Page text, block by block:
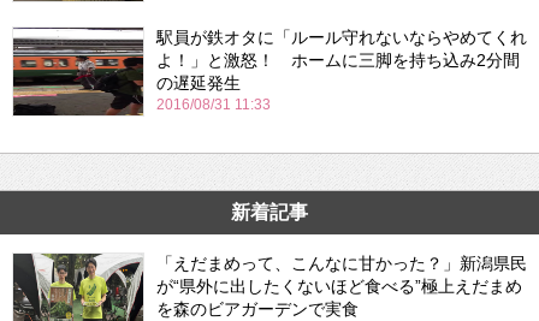
駅員が鉄オタに「ルール守れないならやめてくれ
よ！」と激怒！ ホームに三脚を持ち込み2分間
の遅延発生
2016/08/31 11:33
新着記事
「えだまめって、こんなに甘かった？」新潟県民
が“県外に出したくないほど食べる”極上えだまめ
を森のビアガーデンで実食